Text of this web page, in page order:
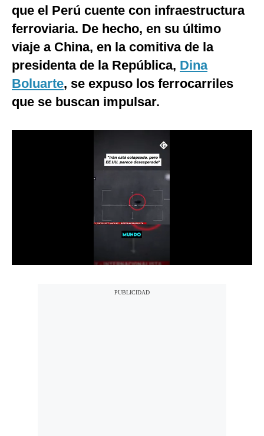
México
España
Internacional
Tecnología
Club del Suscriptor
que el Perú cuente con infraestructura
ferroviaria. De hecho, en su último
viaje a China, en la comitiva de la
presidenta de la República, Dina
Boluarte, se expuso los ferrocarriles
que se buscan impulsar.